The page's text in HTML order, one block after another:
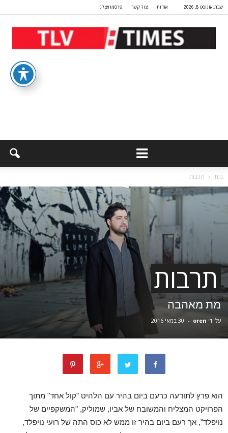
שבת, אוגוסט 8, 2026 אודות צור קשר פרסמו אצלנו
בית תרבות
תרבות
מת מאהבה
על ידי oren
- 30 במאי 2016
הוא פרץ לתודעה כרעם ביום בהיר עם הלהיט "קול אחד" מתוך
הפרויקט המצליח והמשובח של אביו, שמוליק, "המשקפיים של
נויפלד", אך רעם ביום בהיר זו ממש לא כוס התה של רועי נויפלד,